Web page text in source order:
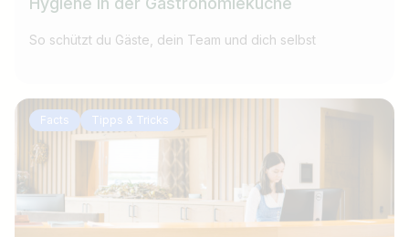
So schützt du Gäste, dein Team und dich selbst
Facts Tipps & Tricks